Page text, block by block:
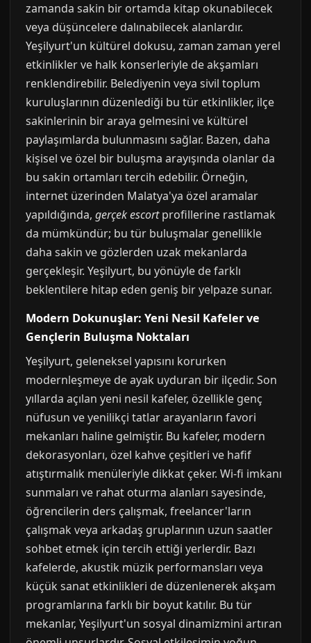
zamanda sakin bir ortamda kitap okunabilecek
veya düşüncelere dalınabilecek alanlardır.
Yeşilyurt'un kültürel dokusu, zaman zaman yerel
etkinlikler ve halk konserleriyle de akşamları
renklendirebilir. Belediyenin veya sivil toplum
kuruluşlarının düzenlediği bu tür etkinlikler, ilçe
sakinlerinin bir araya gelmesini ve kültürel
paylaşımlarda bulunmasını sağlar. Bazen, daha
kişisel ve özel bir buluşma arayışında olanlar da
bu sakin ortamları tercih edebilir. Örneğin,
internet üzerinden Malatya'ya özel aramalar
yapıldığında, gerçek escortprofillerine rastlamak
da mümkündür; bu tür buluşmalar genellikle
daha sakin ve gözlerden uzak mekanlarda
gerçekleşir. Yeşilyurt, bu yönüyle de farklı
beklentilere hitap eden geniş bir yelpaze sunar.
Modern Dokunuşlar: Yeni Nesil Kafeler ve
Gençlerin Buluşma Noktaları
Yeşilyurt, geleneksel yapısını korurken
modernleşmeye de ayak uyduran bir ilçedir. Son
yıllarda açılan yeni nesil kafeler, özellikle genç
nüfusun ve yenilikçi tatlar arayanların favori
mekanları haline gelmiştir. Bu kafeler, modern
dekorasyonları, özel kahve çeşitleri ve hafif
atıştırmalık menüleriyle dikkat çeker. Wi-fi imkanı
sunmaları ve rahat oturma alanları sayesinde,
öğrencilerin ders çalışmak, freelancer'ların
çalışmak veya arkadaş gruplarının uzun saatler
sohbet etmek için tercih ettiği yerlerdir. Bazı
kafelerde, akustik müzik performansları veya
küçük sanat etkinlikleri de düzenlenerek akşam
programlarına farklı bir boyut katılır. Bu tür
mekanlar, Yeşilyurt'un sosyal dinamizmini artıran